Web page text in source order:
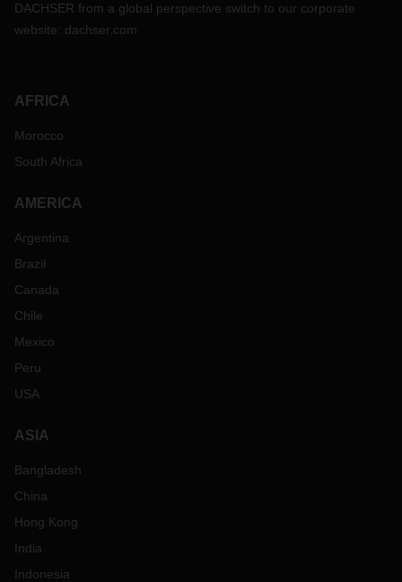
DACHSER from a global perspective switch to our corporate
website: dachser.com
AFRICA
Morocco
South Africa
AMERICA
Argentina
Brazil
Canada
Chile
Mexico
Peru
USA
ASIA
Bangladesh
China
Hong Kong
India
Indonesia